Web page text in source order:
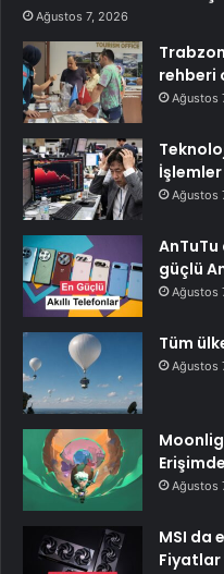
Ağustos 7, 2026
rehberi
Ağustos
Ağustos
AnTuTu
güçlü
Ağustos
Tüm
Ağustos
Ağustos
MSI da
Fiyatlar